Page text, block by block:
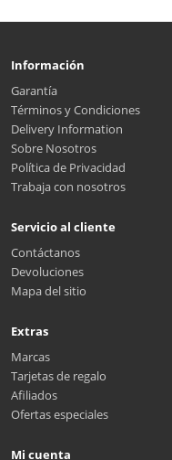
Información
Garantía
Términos y Condiciones
Delivery Information
Sobre Nosotros
Política de Privacidad
Trabaja con nosotros
Servicio al cliente
Contáctanos
Devoluciones
Mapa del sitio
Extras
Marcas
Tarjetas de regalo
Afiliados
Ofertas especiales
Mi cuenta